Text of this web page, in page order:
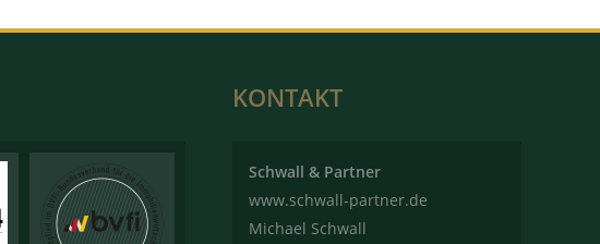
KONTAKT
Schwall & Partner
www.schwall-partner.de
Michael Schwall